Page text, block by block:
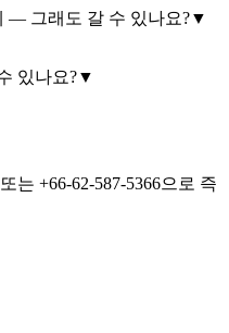
— 그래도 갈 수 있나요?▼
있나요?▼
는 +66-62-587-5366으로 즉